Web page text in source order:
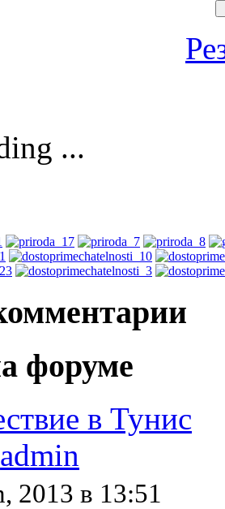
...
форуме
в Тунис
admin
2013 в 13:51